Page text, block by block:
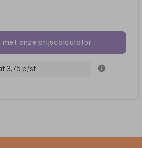
met onze prijscalculator
3,75 p/st